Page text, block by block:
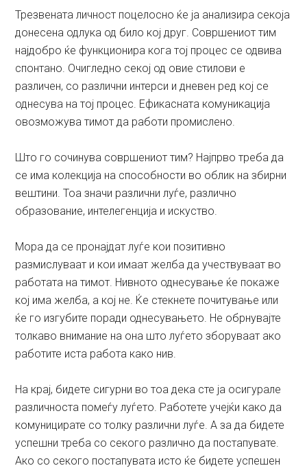
Трезвената личност поцелосно ќе ја анализира секоја
донесена одлука од било кој друг. Совршениот тим
најдобро ќе функционира кога тој процес се одвива
спонтано. Очигледно секој од овие стилови е
различен, со различни интерси и дневен ред кој се
однесува на тој процес. Ефикасната комуникација
овозможува тимот да работи промислено.
Што го сочинува совршениот тим? Најпрво треба да
се има колекција на способности во облик на збирни
вештини. Тоа значи различни луѓе, различно
образование, интелегенција и искуство.
Мора да се пронајдат луѓе кои позитивно
размислуваат и кои имаат желба да учествуваат во
работата на тимот. Нивното однесување ќе покаже
кој има желба, а кој не. Ќе стекнете почитување или
ќе го изгубите поради однесувањето. Не обрнувајте
толкаво внимание на она што луѓето зборуваат ако
работите иста работа како нив.
На крај, бидете сигурни во тоа дека сте ја осигурале
различноста помеѓу луѓето. Работете учејќи како да
комуницирате со толку различни луѓе. А за да бидете
успешни треба со секого различно да постапувате.
Ако со секого постапувата исто ќе бидете успешен